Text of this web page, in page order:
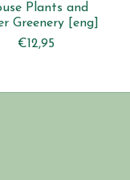
Plants and
Greenery [eng]
€12,95